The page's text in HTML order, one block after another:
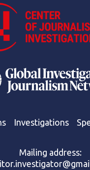
Investigations
Mailing address: